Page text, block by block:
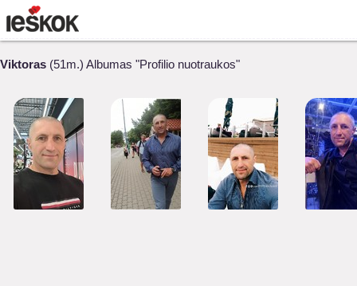
Viktoras (51m.) Albumas "Profilio nuotraukos"